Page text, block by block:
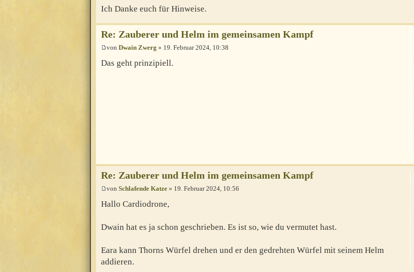
Ich Danke euch für Hinweise.
Re: Zauberer und Helm im gemeinsamen Kampf
von Dwain Zwerg » 19. Februar 2024, 10:38
Das geht prinzipiell.
Re: Zauberer und Helm im gemeinsamen Kampf
von Schlafende Katze » 19. Februar 2024, 10:56
Hallo Cardiodrone,
Dwain hat es ja schon geschrieben. Es ist so, wie du vermutet hast.
Eara kann Thorns Würfel drehen und er den gedrehten Würfel mit seinem Helm
addieren.